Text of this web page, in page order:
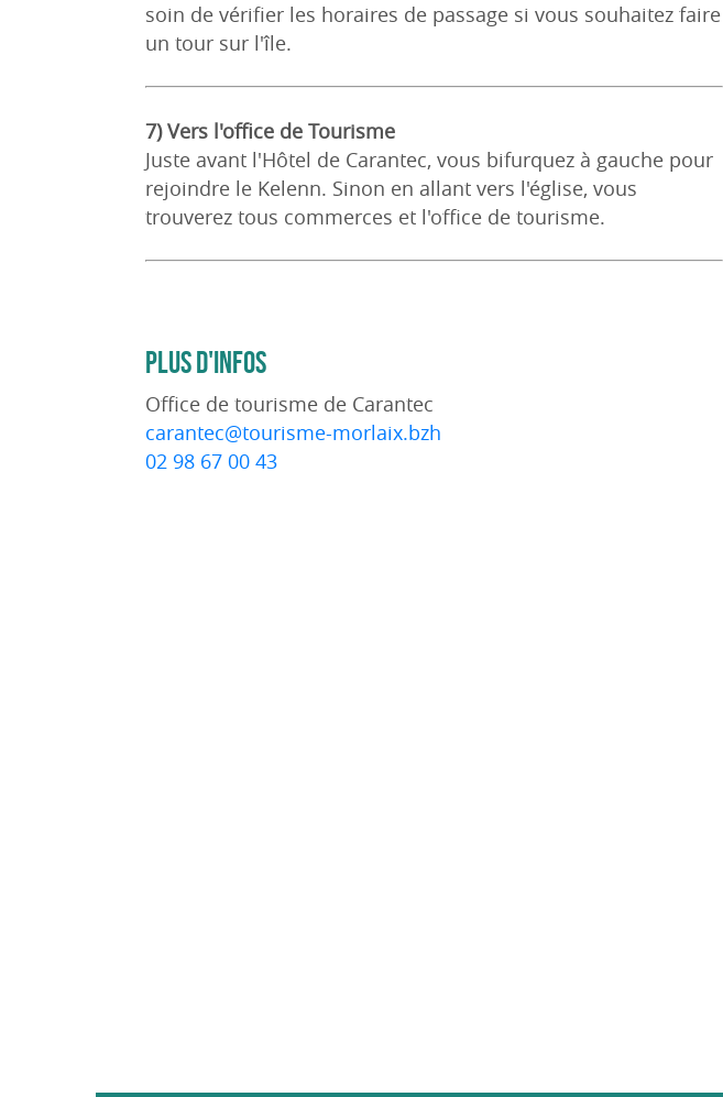
soin de vérifier les horaires de passage si vous souhaitez faire
un tour sur l'île.
7) Vers l'office de Tourisme
Juste avant l'Hôtel de Carantec, vous bifurquez à gauche pour
rejoindre le Kelenn. Sinon en allant vers l'église, vous
trouverez tous commerces et l'office de tourisme.
PLUS D'INFOS
Office de tourisme de Carantec
carantec@tourisme-morlaix.bzh
02 98 67 00 43